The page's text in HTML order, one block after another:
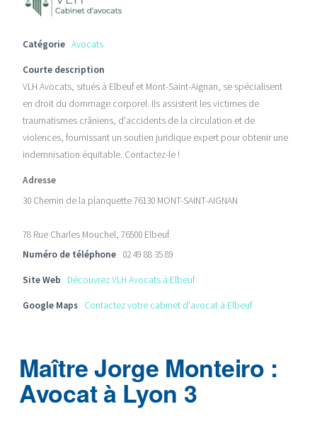
Catégorie Avocats
Courte description
VLH Avocats, situés à Elbeuf et Mont-Saint-Aignan, se spécialisent
en droit du dommage corporel. Ils assistent les victimes de
traumatismes crâniens, d'accidents de la circulation et de
violences, fournissant un soutien juridique expert pour obtenir une
indemnisation équitable. Contactez-le !
Adresse
30 Chemin de la planquette 76130 MONT-SAINT-AIGNAN
78 Rue Charles Mouchel, 76500 Elbeuf
Numéro de téléphone 02 49 88 35 89
Site Web Découvrez VLH Avocats à Elbeuf
Google Maps Contactez votre cabinet d'avocat à Elbeuf
Maître Jorge Monteiro :
Avocat à Lyon 3